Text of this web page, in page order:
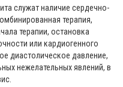
служат наличие сердечно-
терапия,
терапии, остановка
или кардиогенного
диастолическое давление,
нежелательных явлений, в